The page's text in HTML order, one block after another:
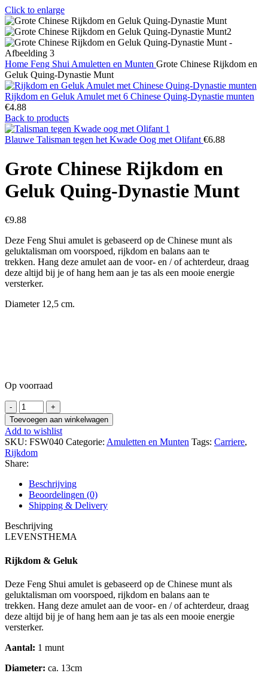
Click to enlarge
Home Feng Shui Amuletten en Munten Grote Chinese Rijkdom en
Geluk Quing-Dynastie Munt
Rijkdom en Geluk Amulet met 6 Chinese Quing-Dynastie munten
€4.88
Back to products
Blauwe Talisman tegen het Kwade Oog met Olifant €6.88
Grote Chinese Rijkdom en
Geluk Quing-Dynastie Munt
€9.88
Deze Feng Shui amulet is gebaseerd op de Chinese munt als
geluktalisman om voorspoed, rijkdom en balans aan te
trekken. Hang deze amulet aan de voor- en / of achterdeur, draag
deze altijd bij je of hang hem aan je tas als een mooie energie
versterker.
Diameter 12,5 cm.
Op voorraad
Grote
Chinese
Rijkdom
en
Geluk
Quing-
Dynastie
Munt
aantal
Toevoegen aan winkelwagen
Add to wishlist
SKU: FSW040 Categorie: Amuletten en Munten Tags: Carriere,
Rijkdom
Share:
Beschrijving
Beoordelingen (0)
Shipping & Delivery
Beschrijving
LEVENSTHEMA
Rijkdom & Geluk
Deze Feng Shui amulet is gebaseerd op de Chinese munt als
geluktalisman om voorspoed, rijkdom en balans aan te
trekken. Hang deze amulet aan de voor- en / of achterdeur, draag
deze altijd bij je of hang hem aan je tas als een mooie energie
versterker.
Aantal: 1 munt
Diameter: ca. 13cm